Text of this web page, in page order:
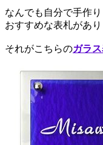
なんでも自分で手作
おすすめな表札があ
それがこちらのガラ